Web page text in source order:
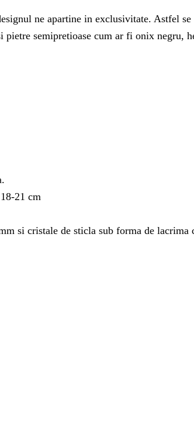
ne apartine in exclusivitate. Astfel
semipretioase cum ar fi onix negru,
21 cm
si cristale de sticla sub forma de lacrima